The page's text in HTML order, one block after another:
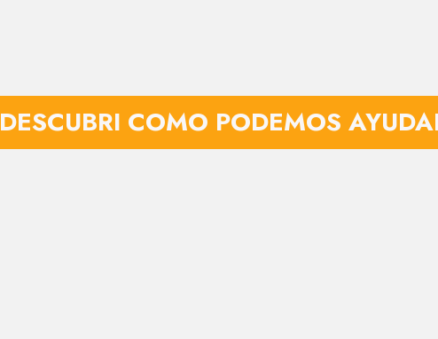
DESCUBRI COMO PODEMOS